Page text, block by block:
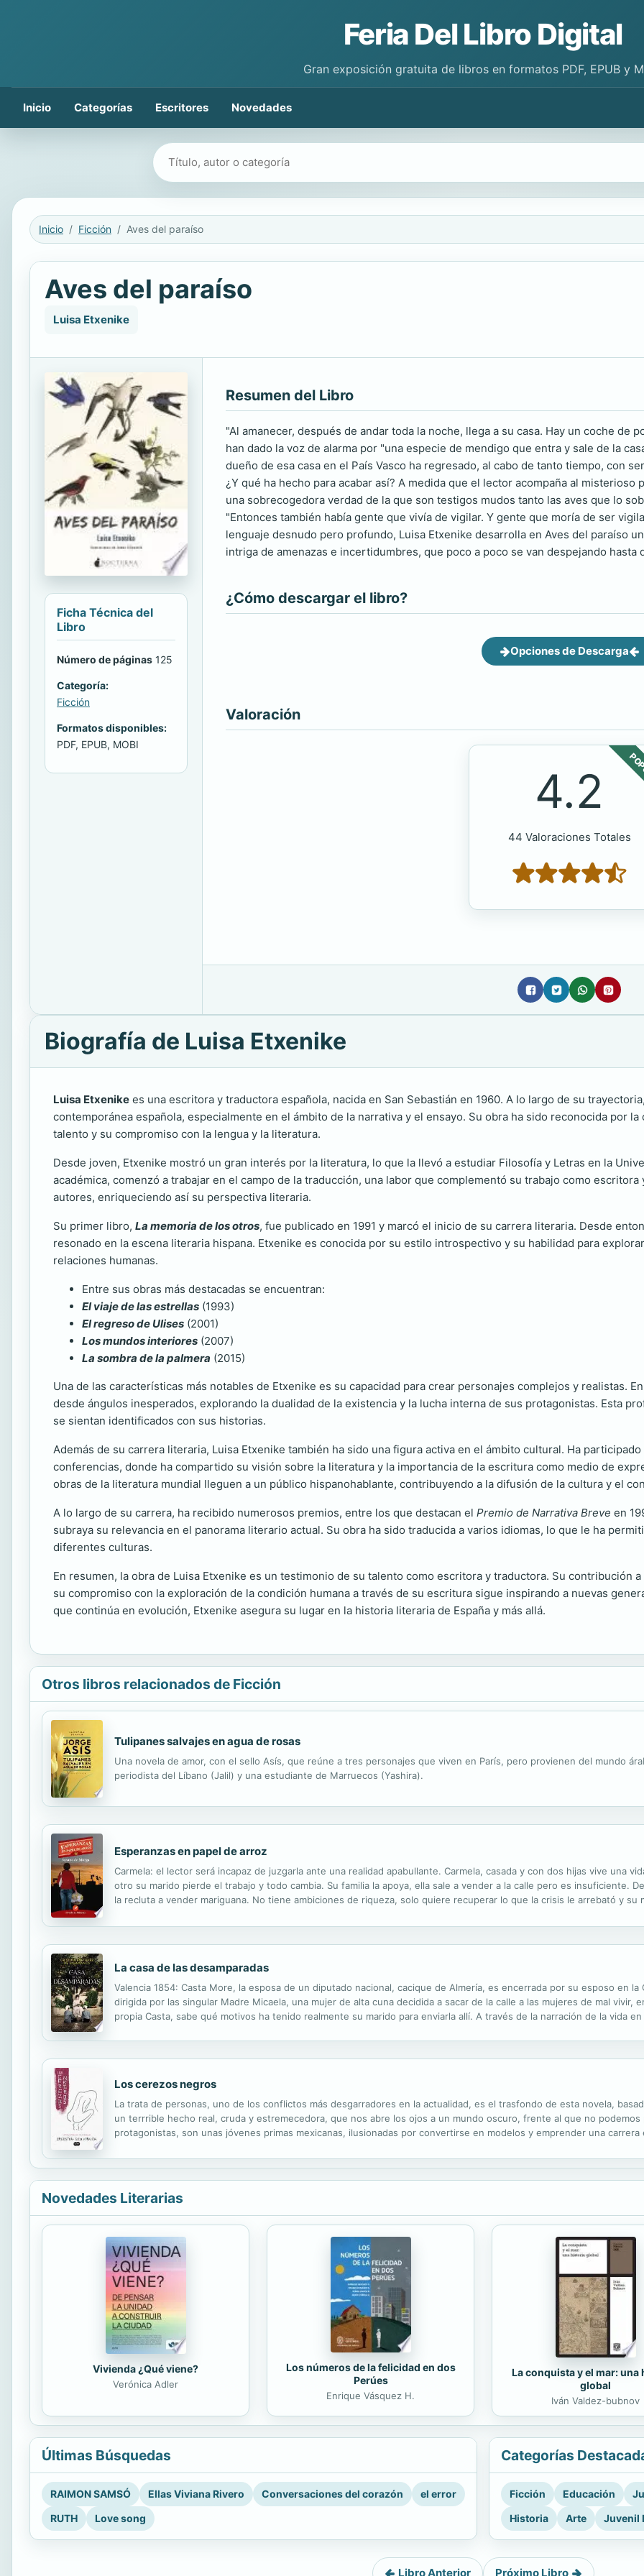
Feria Del Libro Digital
Gran exposición gratuita de libros en formatos PDF, EPUB y
Inicio Categorías Escritores Novedades
Buscar libros
Inicio Ficción Aves del paraíso
Aves del paraíso
Luisa Etxenike
Ficha Técnica del
Libro
Número de páginas 125
Categoría:
Ficción
Formatos disponibles:
PDF, EPUB, MOBI
Resumen del Libro
"Al amanecer, después de andar toda la noche, llega a su casa. Hay un coche de
han dado la voz de alarma por "una especie de mendigo que entra y sale de la
dueño de esa casa en el País Vasco ha regresado, al cabo de tanto tiempo, con
¿Y qué ha hecho para acabar así? A medida que el lector acompaña al
una sobrecogedora verdad de la que son testigos mudos tanto las aves que lo
"Entonces también había gente que vivía de vigilar. Y gente que moría de ser
lenguaje desnudo pero profundo, Luisa Etxenike desarrolla en Aves del paraíso
intriga de amenazas e incertidumbres, que poco a poco se van despejando
¿Cómo descargar el libro?
Opciones de Descarga
Valoración
4.2
44 Valoraciones Totales
Biografía de Luisa Etxenike
Luisa Etxenike es una escritora y traductora española, nacida en San Sebastián en 1960. A lo largo de su
contemporánea española, especialmente en el ámbito de la narrativa y el ensayo. Su obra ha sido reconocida por
talento y su compromiso con la lengua y la literatura.
Desde joven, Etxenike mostró un gran interés por la literatura, lo que la llevó a estudiar Filosofía y Letras en la
académica, comenzó a trabajar en el campo de la traducción, una labor que complementó su trabajo como
autores, enriqueciendo así su perspectiva literaria.
Su primer libro, La memoria de los otros, fue publicado en 1991 y marcó el inicio de su carrera literaria. Desde
resonado en la escena literaria hispana. Etxenike es conocida por su estilo introspectivo y su habilidad para
relaciones humanas.
Entre sus obras más destacadas se encuentran:
El viaje de las estrellas (1993)
El regreso de Ulises (2001)
Los mundos interiores (2007)
La sombra de la palmera (2015)
Una de las características más notables de Etxenike es su capacidad para crear personajes complejos y realistas.
desde ángulos inesperados, explorando la dualidad de la existencia y la lucha interna de sus protagonistas. Esta
se sientan identificados con sus historias.
Además de su carrera literaria, Luisa Etxenike también ha sido una figura activa en el ámbito cultural. Ha
conferencias, donde ha compartido su visión sobre la literatura y la importancia de la escritura como medio de
obras de la literatura mundial lleguen a un público hispanohablante, contribuyendo a la difusión de la cultura y el
A lo largo de su carrera, ha recibido numerosos premios, entre los que destacan el Premio de Narrativa Breve en
subraya su relevancia en el panorama literario actual. Su obra ha sido traducida a varios idiomas, lo que le ha
diferentes culturas.
En resumen, la obra de Luisa Etxenike es un testimonio de su talento como escritora y traductora. Su contribución
su compromiso con la exploración de la condición humana a través de su escritura sigue inspirando a nuevas
que continúa en evolución, Etxenike asegura su lugar en la historia literaria de España y más allá.
Otros libros relacionados de Ficción
Tulipanes salvajes en agua de rosas
Una novela de amor, con el sello Asís, que reúne a tres personajes que viven en París, pero provienen del mundo
periodista del Líbano (Jalil) y una estudiante de Marruecos (Yashira).
Esperanzas en papel de arroz
Carmela: el lector será incapaz de juzgarla ante una realidad apabullante. Carmela, casada y con dos hijas vive una
otro su marido pierde el trabajo y todo cambia. Su familia la apoya, ella sale a vender a la calle pero es insuficiente.
la recluta a vender mariguana. No tiene ambiciones de riqueza, solo quiere recuperar lo que la crisis le arrebató y su
La casa de las desamparadas
Valencia 1854: Casta More, la esposa de un diputado nacional, cacique de Almería, es encerrada por su esposo en la
dirigida por las singular Madre Micaela, una mujer de alta cuna decidida a sacar de la calle a las mujeres de mal vivir,
propia Casta, sabe qué motivos ha tenido realmente su marido para enviarla allí. A través de la narración de la vida
Los cerezos negros
La trata de personas, uno de los conflictos más desgarradores en la actualidad, es el trasfondo de esta novela,
un terrrible hecho real, cruda y estremecedora, que nos abre los ojos a un mundo oscuro, frente al que no
protagonistas, son unas jóvenes primas mexicanas, ilusionadas por convertirse en modelos y emprender una carrera
Novedades Literarias
Vivienda ¿Qué viene?
Verónica Adler
Los números de la felicidad en dos
Perúes
Enrique Vásquez H.
La conquista y el mar: una
global
Iván Valdez-bubnov
Últimas Búsquedas
RAIMON SAMSÓ Ellas Viviana Rivero Conversaciones del corazón
el error
RUTH
Love song
Categorías
Ficción Educación
Historia
Arte Juvenil
Libro Anterior Próximo Libro